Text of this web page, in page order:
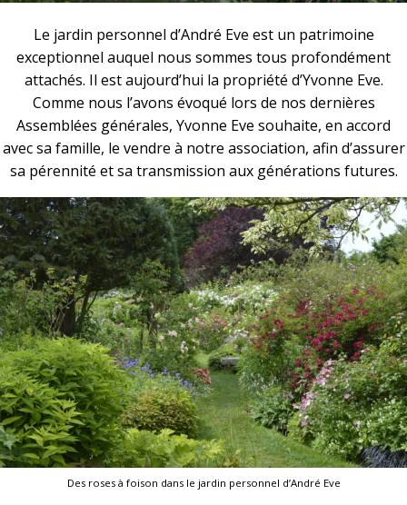
Le jardin personnel d’André Eve est un patrimoine
exceptionnel auquel nous sommes tous profondément
attachés. Il est aujourd’hui la propriété d’Yvonne Eve.
Comme nous l’avons évoqué lors de nos dernières
Assemblées générales, Yvonne Eve souhaite, en accord
avec sa famille, le vendre à notre association, afin d’assurer
sa pérennité et sa transmission aux générations futures.
Des roses à foison dans le jardin personnel d’André Eve